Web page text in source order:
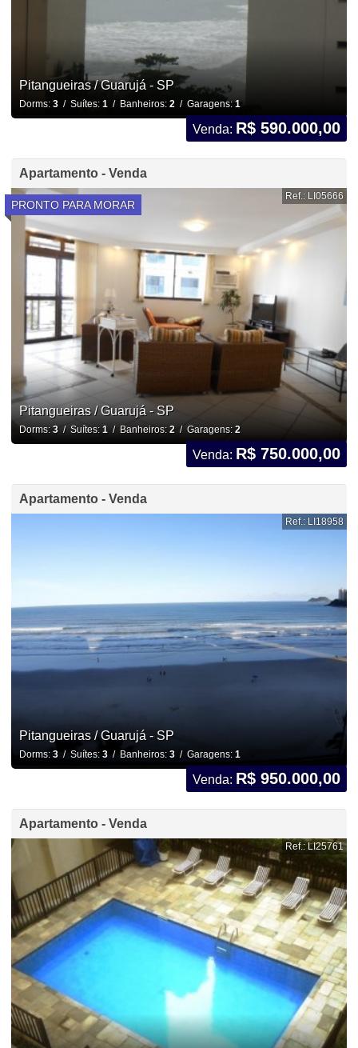
Pitangueiras / Guarujá - SP
Dorms: 3/ Suítes: 1/ Banheiros: 2/ Garagens:1
Venda: R$ 590.000,00
Apartamento - Venda
PRONTO PARA MORAR
Ref.: LI05666
Pitangueiras / Guarujá - SP
Dorms: 3/ Suítes: 1 / Banheiros: 2/ Garagens: 2
Venda: R$ 750.000,00
Apartamento - Venda
Ref.: LI18958
Pitangueiras / Guarujá - SP
Dorms: 3/ Suítes: 3/ Banheiros: 3/ Garagens: 1
Venda: R$ 950.000,00
Apartamento - Venda
Ref.: LI25761